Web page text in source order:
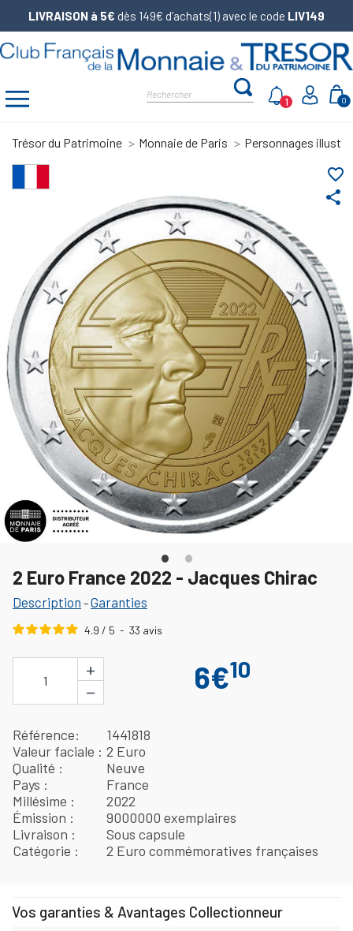
LIVRAISON à 5€ dès 149€ d’achats(1) avec le code LIV149
0
1
Trésor du Patrimoine Monnaie de Paris Personnages
share
favorite_border
2 Euro France 2022 - Jacques Chirac
Description -Garanties
4.9 / 5 - 33 avis
1
+
−
6€10
Référence
1441818
Valeur faciale
2 Euro
Qualité
Neuve
Pays
France
Millésime
2022
Émission
9000000 exemplaires
Livraison
Sous capsule
Catégorie
2 Euro commémoratives françaises
Vos garanties & Avantages Collectionneur